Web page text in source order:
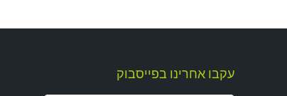
עקבו אחרינו בפייסבוק